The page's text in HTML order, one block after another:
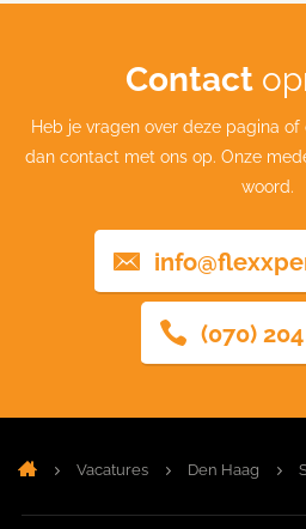
Contact
Heb je vragen over deze pagina
dan contact met ons op. Onze
woord.
(070)
Vacatures Den Haag